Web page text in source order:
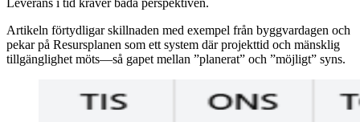
Leverans i tid kräver båda perspektiven.
Artikeln förtydligar skillnaden med exempel från byggvardagen och
pekar på Resursplanen som ett system där projekttid och mänsklig
tillgänglighet möts—så gapet mellan ”planerat” och ”möjligt” syns.